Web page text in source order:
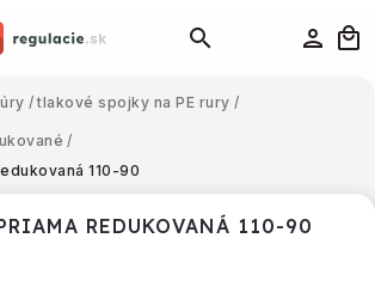
/ tlakové spojky na PE rury /
/
110-90
REDUKOVANÁ 110-90